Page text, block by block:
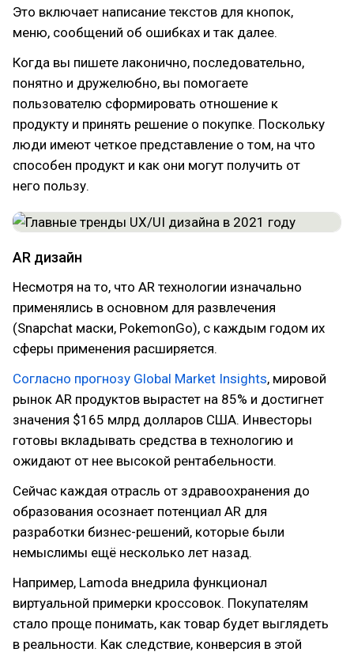
Это включает написание текстов для кнопок,
меню, сообщений об ошибках и так далее.
Когда вы пишете лаконично, последовательно,
понятно и дружелюбно, вы помогаете
пользователю сформировать отношение к
продукту и принять решение о покупке. Поскольку
люди имеют четкое представление о том, на что
способен продукт и как они могут получить от
него пользу.
AR дизайн
Несмотря на то, что AR технологии изначально
применялись в основном для развлечения
(Snapchat маски, PokemonGo), с каждым годом их
сферы применения расширяется.
Согласно прогнозу Global Market Insights, мировой
рынок AR продуктов вырастет на 85% и достигнет
значения $165 млрд долларов США. Инвесторы
готовы вкладывать средства в технологию и
ожидают от нее высокой рентабельности.
Сейчас каждая отрасль от здравоохранения до
образования осознает потенциал AR для
разработки бизнес-решений, которые были
немыслимы ещё несколько лет назад.
Например, Lamoda внедрила функционал
виртуальной примерки кроссовок. Покупателям
стало проще понимать, как товар будет выглядеть
в реальности. Как следствие, конверсия в этой